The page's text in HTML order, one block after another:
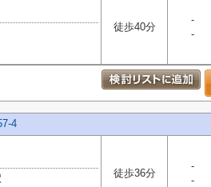
徒歩40分
-
-
4
徒歩36分
-
-